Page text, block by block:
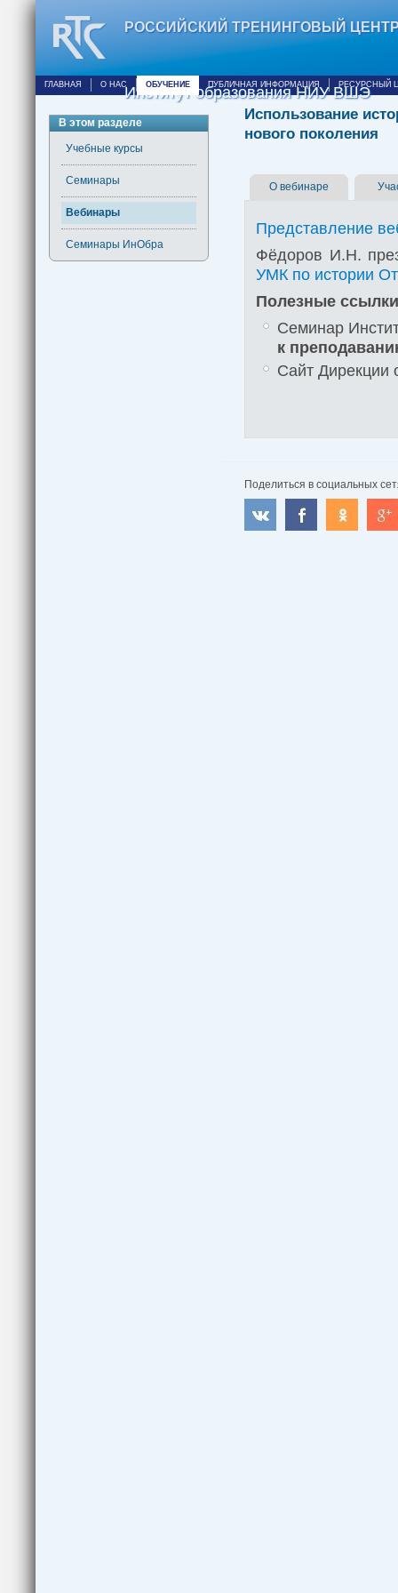
РОССИЙСКИЙ ТРЕНИНГОВЫЙ
Институт образования НИУ ВШЭ
ГЛАВНАЯ О НАС ОБУЧЕНИЕ ПУБЛИЧНАЯ ИНФОРМАЦИЯ РЕСУРСНЫЙ
В этом разделе
Учебные курсы
Семинары
Вебинары
Семинары ИнОбра
Использование
нового поколения
О вебинаре
Представление
Фёдоров И.Н.
УМК по истории
Полезные
Семинар
к
Сайт
Поделиться в социальных